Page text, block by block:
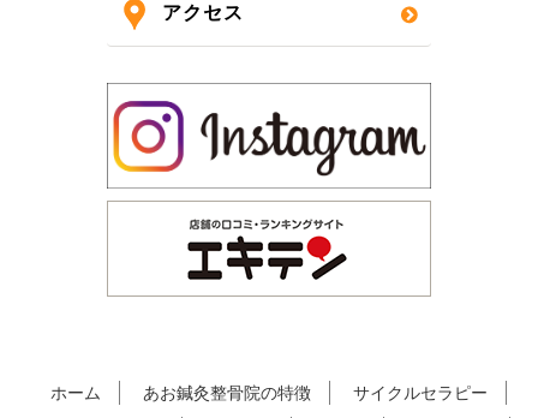
アクセス
ホーム あお鍼灸整骨院の特徴 サイクルセラピー